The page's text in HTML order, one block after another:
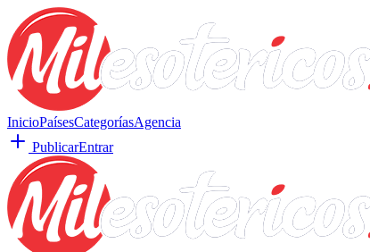
InicioPaísesCategoríasAgencia
PublicarEntrar